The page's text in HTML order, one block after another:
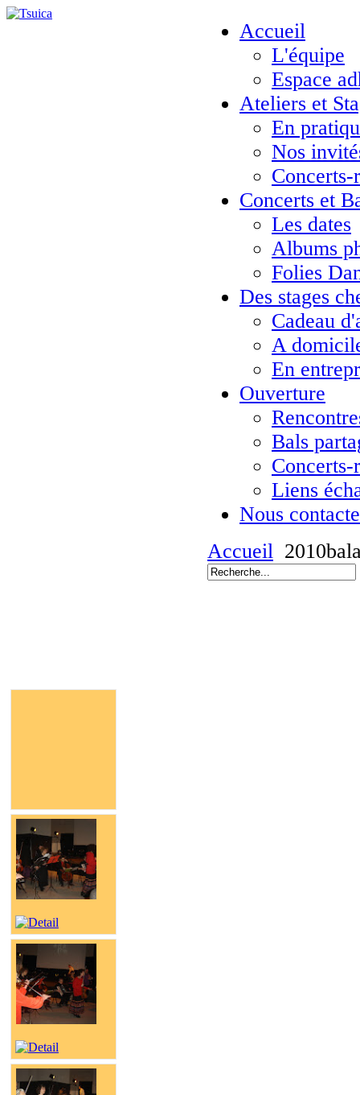
Accueil
L'équipe
Espace
Ateliers et
En
Nos
Concerts-
Concerts et
Les dates
Albums
Folies
Des stages
Cadeau
A
En
Ouverture
Bals
Concerts-
Liens
Nous
Accueil